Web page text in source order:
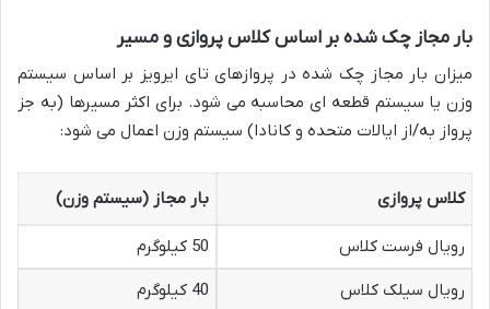
بار مجاز چک شده بر اساس کلاس پروازی و مسیر
میزان بار مجاز چک شده در پروازهای تای ایرویز بر اساس سیستم
وزن یا سیستم قطعه ای محاسبه می شود. برای اکثر مسیرها (به جز
پرواز به/از ایالات متحده و کانادا) سیستم وزن اعمال می شود:
کلاس پروازی بار مجاز (سیستم وزن)
رویال فرست کلاس
50 کیلوگرم
رویال سیلک کلاس
40 کیلوگرم